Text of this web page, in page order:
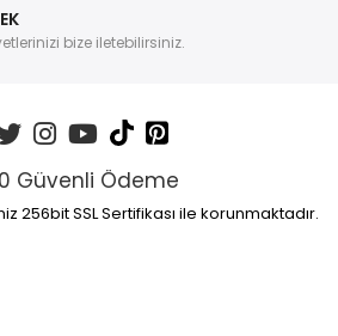
bize iletebilirsiniz.
Güvenli Ödeme
256bit SSL Sertifikası ile korunmaktadır.